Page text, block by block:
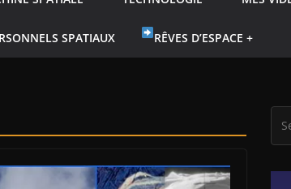
SPATIAUX RÊVES D’ESPACE +